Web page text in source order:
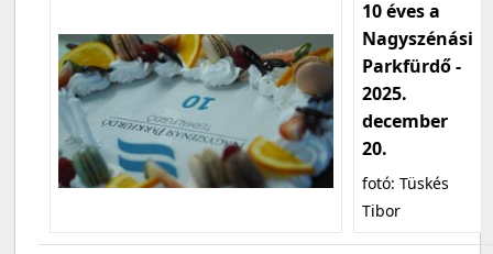
10 éves a
Nagyszénási
Parkfürdő -
2025.
december
20.
fotó: Tüskés
Tibor